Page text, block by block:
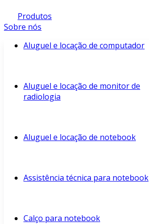
Produtos
Sobre nós
Aluguel e locação de computador
Aluguel e locação de monitor de
radiologia
Aluguel e locação de notebook
Assistência técnica para notebook
Calço para notebook